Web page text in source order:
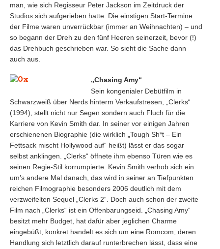
man, wie sich Regisseur Peter Jackson im Zeitdruck der
Studios sich aufgerieben hatte. Die einstigen Start-Termine
der Filme waren unverrückbar (immer an Weihnachten) – und
so begann der Dreh zu den fünf Heeren seinerzeit, bevor (!)
das Drehbuch geschrieben war. So sieht die Sache dann
auch aus.
„Chasing Amy“
Sein kongenialer Debütfilm in
Schwarzweiß über Nerds hinterm Verkaufstresen, „Clerks“
(1994), stellt nicht nur Segen sondern auch Fluch für die
Karriere von Kevin Smith dar. In seiner vor einigen Jahren
erschienenen Biographie (die wirklich „Tough Sh*t – Ein
Fettsack mischt Hollywood auf“ heißt) lässt er das sogar
selbst anklingen. „Clerks“ öffnete ihm ebenso Türen wie es
seinen Regie-Stil korrumpierte. Kevin Smith verhob sich ein
um’s andere Mal danach, das wird in seiner an Tiefpunkten
reichen Filmographie besonders 2006 deutlich mit dem
verzweifelten Sequel „Clerks 2“. Doch auch schon der zweite
Film nach „Clerks“ ist ein Offenbarungseid. „Chasing Amy“
besitzt mehr Budget, hat dafür aber jeglichen Charme
eingebüßt, konkret handelt es sich um eine Romcom, deren
Handlung sich letztlich darauf runterbrechen lässt, dass eine